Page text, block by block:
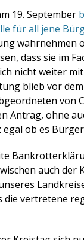
19. September
für all jene
wahrnehmen
dass sie im
nicht weiter
blieb vor
von
Antrag, ohne
ob es
auch der
die vertretene